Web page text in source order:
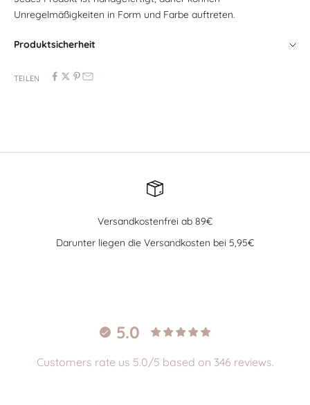
Unregelmäßigkeiten in Form und Farbe auftreten.
Produktsicherheit
TEILEN
Versandkostenfrei ab 89€
Darunter liegen die Versandkosten bei 5,95€
5.0
Customers rate us 5.0/5 based on 346 reviews.